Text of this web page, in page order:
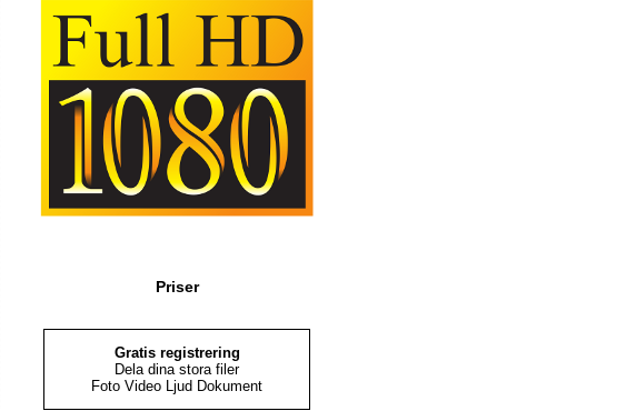
Priser
Gratis registrering
Dela dina stora filer
Foto Video Ljud Dokument